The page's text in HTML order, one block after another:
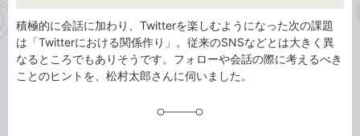
積極的に会話に加わり、Twitterを楽しむようになった次の課題
は「Twitterにおける関係作り」。従来のSNSなどとは大きく異
なるところでもありそうです。フォローや会話の際に考えるべき
ことのヒントを、松村太郎さんに伺いました。